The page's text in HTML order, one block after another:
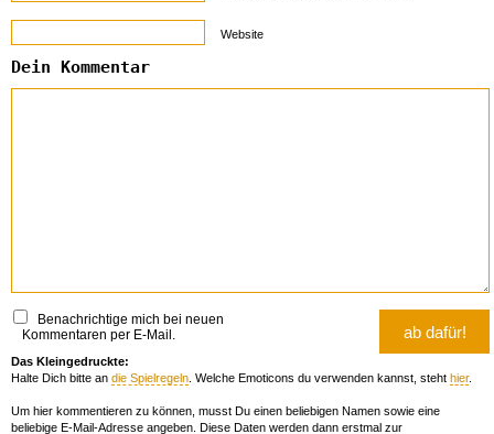
Website
Dein Kommentar
Benachrichtige mich bei neuen
Kommentaren per E-Mail.
Das Kleingedruckte:
Halte Dich bitte an die Spielregeln . Welche Emoticons du verwenden kannst, steht hier.
Um hier kommentieren zu können, musst Du einen beliebigen Namen sowie eine
beliebige E-Mail-Adresse angeben. Diese Daten werden dann erstmal zur